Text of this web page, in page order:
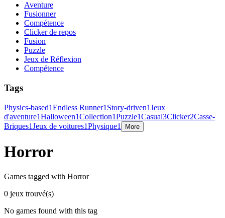
Aventure
Fusionner
Compétence
Clicker de repos
Fusion
Puzzle
Jeux de Réflexion
Compétence
Tags
Physics-based1Endless Runner1 Story-driven1Jeux
d'aventure1Halloween1Collection1Puzzle1Casual3Clicker2Casse-
Briques1Jeux de voitures1Physique1 More
Horror
Games tagged with Horror
0 jeux trouvé(s)
No games found with this tag